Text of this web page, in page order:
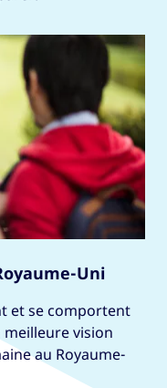
Uni
et se comportent
vision
au Royaume-